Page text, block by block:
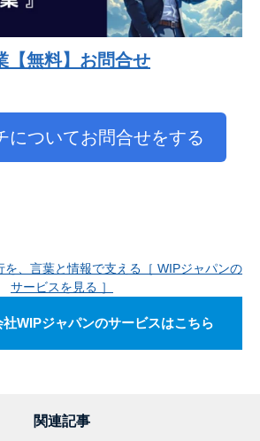
【無料】お問合せ
についてお問合せをする
を、言葉と情報で支える［ WIPジャパンの
サービスを見る ］
WIPジャパンのサービスはこちら
関連記事